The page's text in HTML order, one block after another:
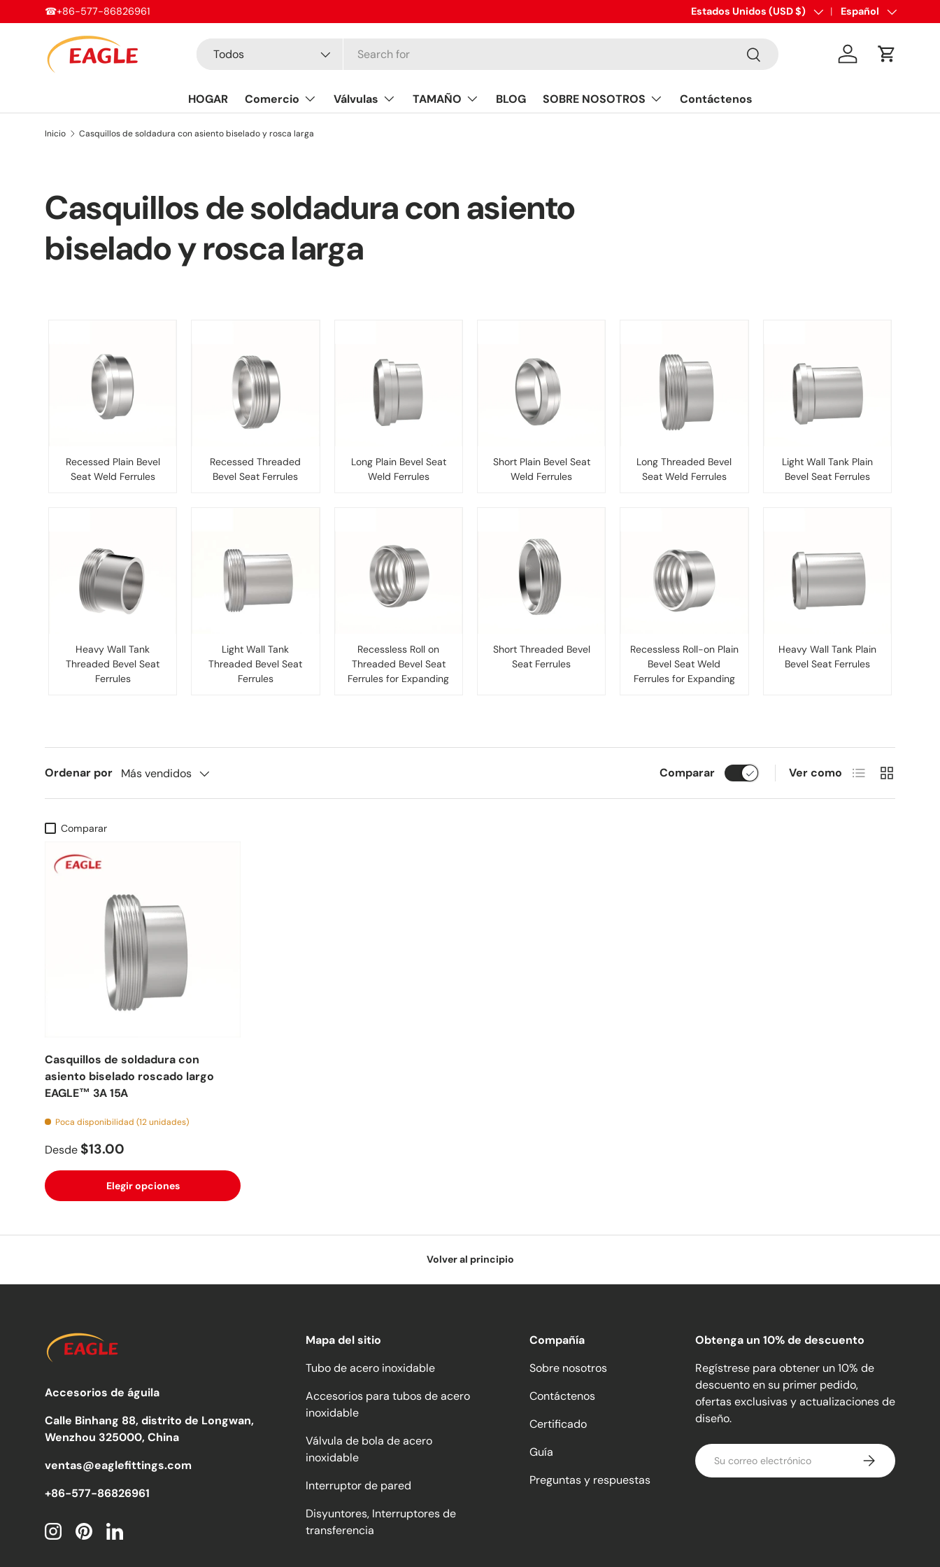
Ir al contenido
☎+86-577-86826961 ventas@eaglefittings.com
País/Región
Estados Unidos (USD $) IdiomaEspañol
Todos Buscar Iniciar sesión
Carrito
HOGAR Comercio Válvulas TAMAÑO BLOG SOBRE NOSOTROS Contáctenos
Inicio Casquillos de soldadura con asiento biselado y rosca larga
Casquillos de soldadura con asiento
biselado y rosca larga
Recessed Plain Bevel
Seat Weld Ferrules
Recessed Threaded
Bevel Seat Ferrules
Long Plain Bevel Seat
Weld Ferrules
Short Plain Bevel Seat
Weld Ferrules
Long Threaded Bevel
Seat Weld Ferrules
Light Wall Tank Plain
Bevel Seat Ferrules
Heavy Wall Tank
Threaded Bevel Seat
Ferrules
Light Wall Tank
Threaded Bevel Seat
Ferrules
Recessless Roll on
Threaded Bevel Seat
Ferrules for Expanding
Short Threaded Bevel
Seat Ferrules
Recessless Roll-on Plain
Bevel Seat Weld
Ferrules for Expanding
Heavy Wall Tank Plain
Bevel Seat Ferrules
Ordenar por Más vendidos Comparar Ver como Lista Cuadrícula
Comparar
Casquillos de soldadura con
asiento biselado roscado largo
EAGLE™ 3A 15A
Poca disponibilidad (12 unidades)
Desde $13.00
Elegir opciones
Volver al principio
Accesorios de águila
Calle Binhang 88, distrito de Longwan,
Wenzhou 325000, China
ventas@eaglefittings.com
+86-577-86826961
InstagramPinterestLinkedIn
Mapa del sitio
Tubo de acero inoxidable
Accesorios para tubos de acero
inoxidable
Válvula de bola de acero
inoxidable
Interruptor de pared
Disyuntores, Interruptores de
transferencia
Compañía
Sobre nosotros
Contáctenos
Certificado
Guía
Preguntas y respuestas
Obtenga un 10% de descuento
Regístrese para obtener un 10% de
descuento en su primer pedido,
ofertas exclusivas y actualizaciones de
diseño.
Correo electrónico Suscribirse